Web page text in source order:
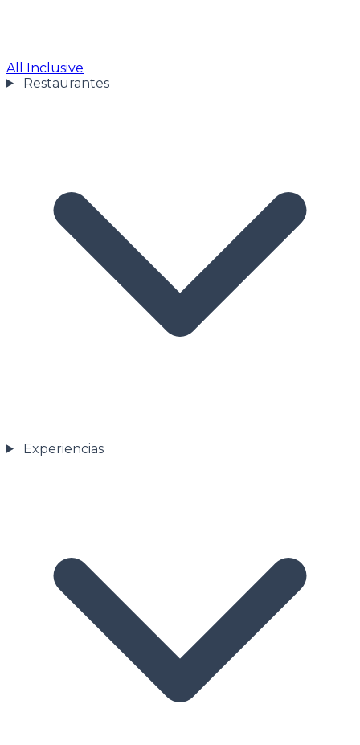
All Inclusive
Restaurantes
Experiencias